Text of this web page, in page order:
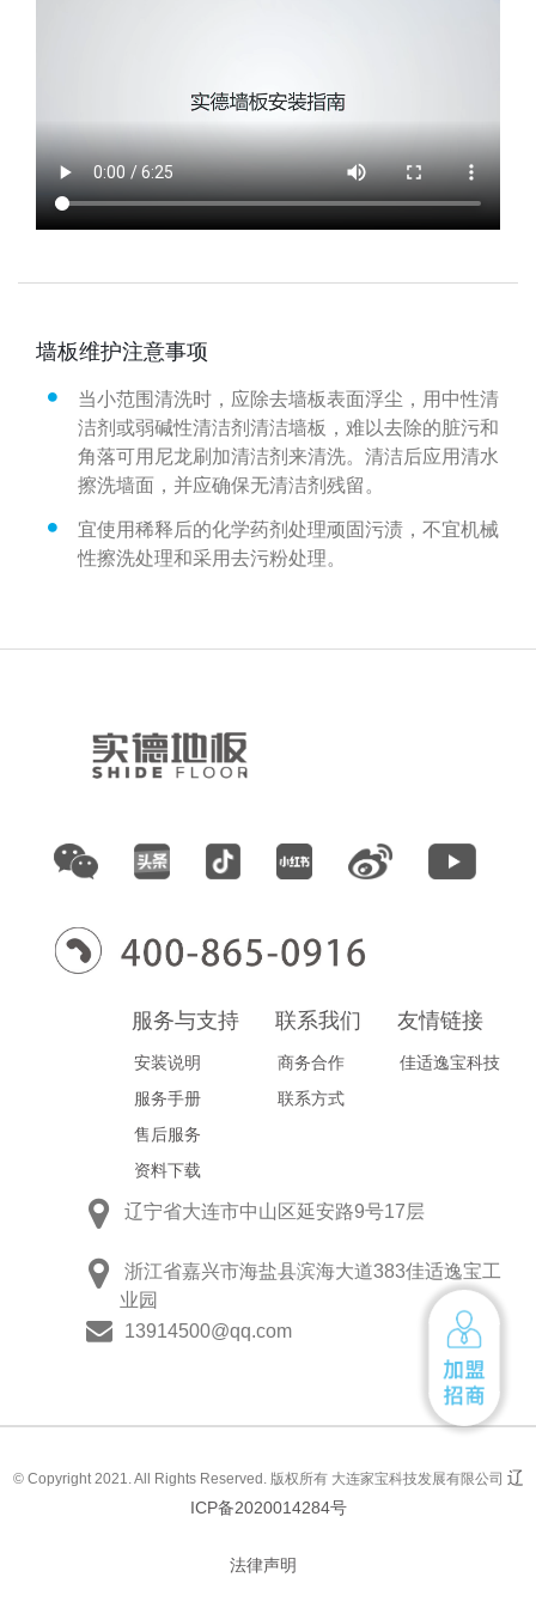
墙板维护注意事项
当小范围清洗时，应除去墙板表面浮尘，用中性清
洁剂或弱碱性清洁剂清洁墙板，难以去除的脏污和
角落可用尼龙刷加清洁剂来清洗。清洁后应用清水
擦洗墙面，并应确保无清洁剂残留。
宜使用稀释后的化学药剂处理顽固污渍，不宜机械
性擦洗处理和采用去污粉处理。
友情链接
佳适逸宝科技
联系我们
商务合作
联系方式
服务与支持
安装说明
服务手册
售后服务
资料下载
辽宁省大连市中山区延安路9号17层
浙江省嘉兴市海盐县滨海大道383佳适逸宝工
业园
13914500@qq.com
© Copyright 2021. All Rights Reserved. 版权所有 大连家宝科技发展有限公司 辽
ICP备2020014284号
法律声明